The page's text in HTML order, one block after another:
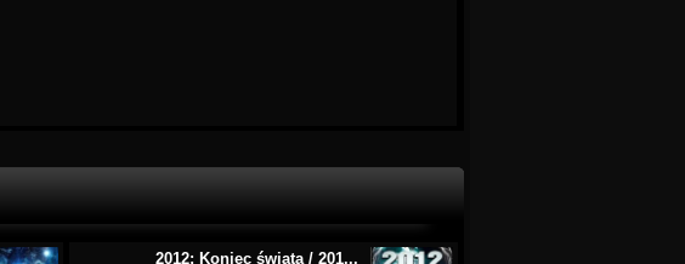
2012: Koniec świata / 201...